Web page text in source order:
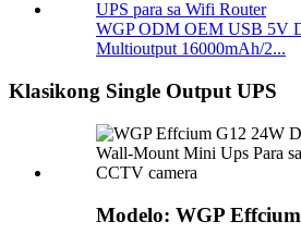
WGP ODM OEM USB 5V
Multioutput 16000mAh/2...
Klasikong Single Output UPS
Modelo: WGP